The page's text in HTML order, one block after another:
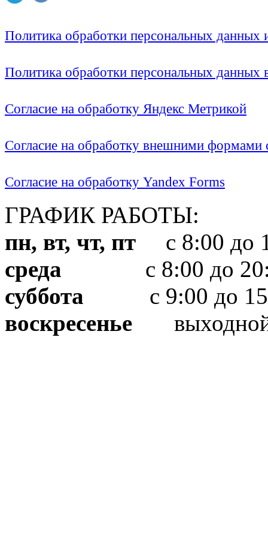
Политика обработки персональных
Политика обработки персональных
Согласие на обработку Яндекс Метрикой
Согласие на обработку внешними формами
Согласие на обработку Yandex Forms
ГРАФИК РАБОТЫ:
пн, вт, чт, пт с 8:00 до
среда с 8:00 до
суббота с 9:00 до
воскресенье